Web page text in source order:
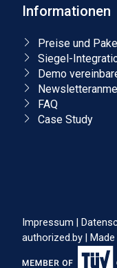
Informationen
Preise und
Siegel-
Demo
FAQ
Case Study
Impressum
authorized.by